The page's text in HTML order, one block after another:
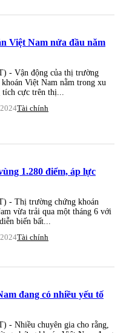
Việt Nam nửa đầu năm
- Vận động của thị trường
Việt Nam nằm trong xu
cực trên thị...
Tài chính
1.280 điểm, áp lực
- Thị trường chứng khoán
vừa trải qua một tháng 6 với
biến bất...
Tài chính
đang có nhiều yếu tố
- Nhiều chuyên gia cho rằng,